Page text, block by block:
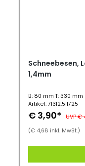
Schneebesen,
1,4mm
B: 80 mm T: 330 mm
Artikel: 71312.511725
€ 3,90* UVP €
(€ 4,68 inkl. MwSt.)